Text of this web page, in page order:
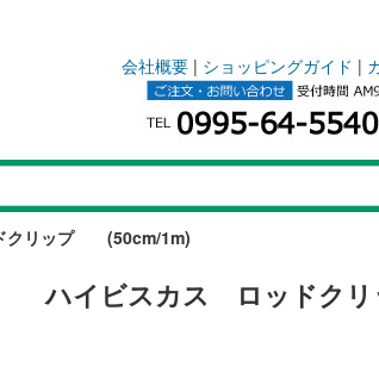
会社概要 | ショッピングガイド |
クリップ (50cm/1m)
ハイビスカス ロッドク